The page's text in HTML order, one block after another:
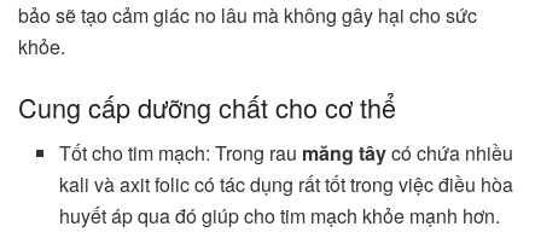
bảo sẽ tạo cảm giác no lâu mà không gây hại cho sức
khỏe.
Cung cấp dưỡng chất cho cơ thể
Tốt cho tim mạch: Trong rau măng tâycó chứa nhiều
kali và axit folic có tác dụng rất tốt trong việc điều hòa
huyết áp qua đó giúp cho tim mạch khỏe mạnh hơn.